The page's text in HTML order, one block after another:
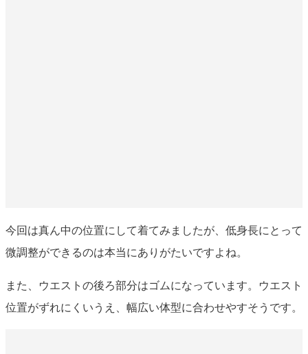
今回は真ん中の位置にして着てみましたが、低身長にとって
微調整ができるのは本当にありがたいですよね。
また、ウエストの後ろ部分はゴムになっています。ウエスト
位置がずれにくいうえ、幅広い体型に合わせやすそうです。